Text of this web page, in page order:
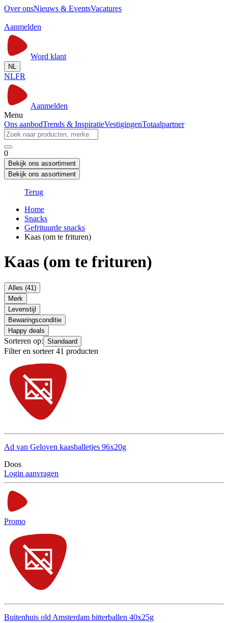
Over onsNieuws & EventsVacatures
Aanmelden
Word klant
NL
NLFR
Aanmelden
Menu
Ons aanbodTrends & InspiratieVestigingenTotaalpartner
0
Bekijk ons assortiment
Bekijk ons assortiment
Terug
Home
Snacks
Gefrituurde snacks
Kaas (om te frituren)
Kaas (om te frituren)
Alles (41)
Merk
Levenstijl
Bewaringsconditie
Happy deals
Sorteren op: Standaard
Filter en sorteer 41 producten
Ad van Geloven kaasballetjes 96x20g
Doos
Login aanvragen
Promo
Buitenhuis old Amsterdam bitterballen 40x25g